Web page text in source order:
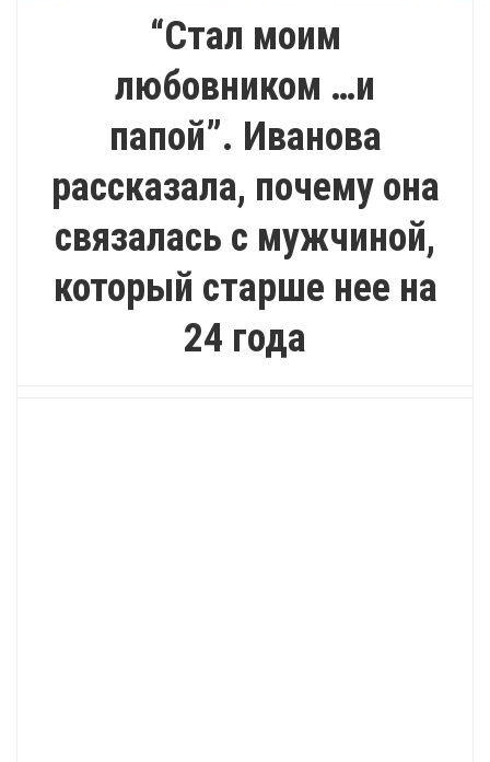
“Стал моим
любовником …и
папой”. Иванова
рассказала, почему она
связалась с мужчиной,
который старше нее на
24 года